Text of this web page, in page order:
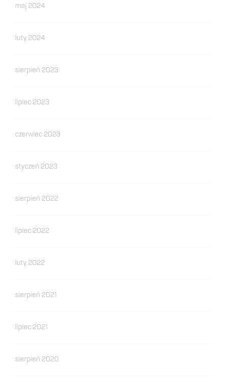
maj 2024
luty 2024
sierpień 2023
lipiec 2023
czerwiec 2023
styczeń 2023
sierpień 2022
lipiec 2022
luty 2022
sierpień 2021
lipiec 2021
sierpień 2020